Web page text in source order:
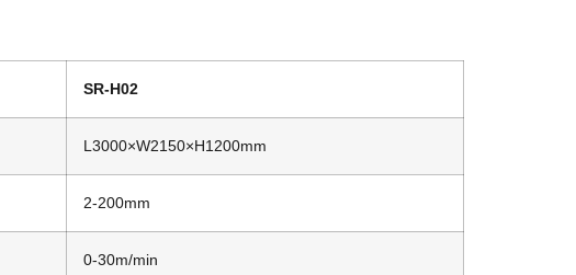
SR-H02
L3000×W2150×H1200mm
2-200mm
0-30m/min